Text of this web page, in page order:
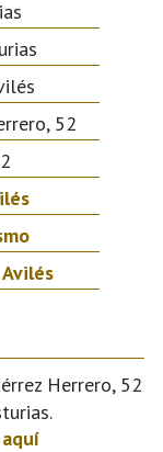
52
Herrero, 52